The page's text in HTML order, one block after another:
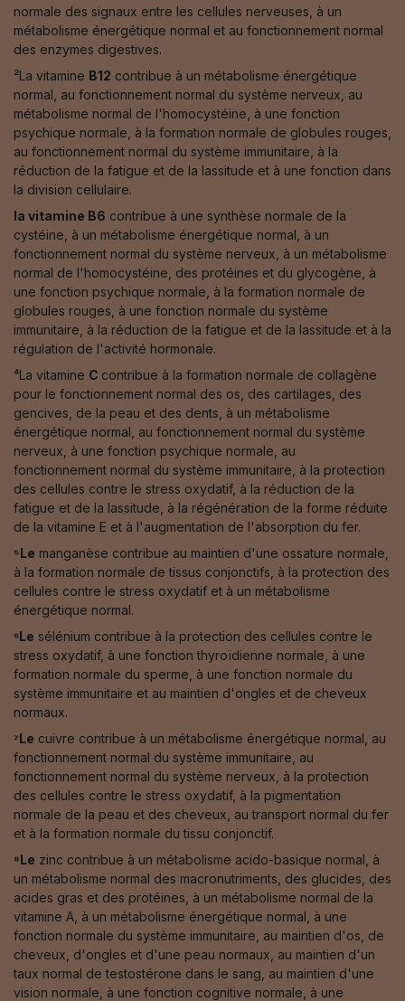
normale des signaux entre les cellules nerveuses, à un
métabolisme énergétique normal et au fonctionnement normal
des enzymes digestives.
²La vitamine B12 contribue à un métabolisme énergétique
normal, au fonctionnement normal du système nerveux, au
métabolisme normal de l'homocystéine, à une fonction
psychique normale, à la formation normale de globules rouges,
au fonctionnement normal du système immunitaire, à la
réduction de la fatigue et de la lassitude et à une fonction dans
la division cellulaire.
la vitamine B6 contribue à une synthèse normale de la
cystéine, à un métabolisme énergétique normal, à un
fonctionnement normal du système nerveux, à un métabolisme
normal de l'homocystéine, des protéines et du glycogène, à
une fonction psychique normale, à la formation normale de
globules rouges, à une fonction normale du système
immunitaire, à la réduction de la fatigue et de la lassitude et à la
régulation de l'activité hormonale.
⁴La vitamine C contribue à la formation normale de collagène
pour le fonctionnement normal des os, des cartilages, des
gencives, de la peau et des dents, à un métabolisme
énergétique normal, au fonctionnement normal du système
nerveux, à une fonction psychique normale, au
fonctionnement normal du système immunitaire, à la protection
des cellules contre le stress oxydatif, à la réduction de la
fatigue et de la lassitude, à la régénération de la forme réduite
de la vitamine E et à l'augmentation de l'absorption du fer.
⁵Le manganèse contribue au maintien d'une ossature normale,
à la formation normale de tissus conjonctifs, à la protection des
cellules contre le stress oxydatif et à un métabolisme
énergétique normal.
⁶Le sélénium contribue à la protection des cellules contre le
stress oxydatif, à une fonction thyroïdienne normale, à une
formation normale du sperme, à une fonction normale du
système immunitaire et au maintien d'ongles et de cheveux
normaux.
⁷Le cuivre contribue à un métabolisme énergétique normal, au
fonctionnement normal du système immunitaire, au
fonctionnement normal du système nerveux, à la protection
des cellules contre le stress oxydatif, à la pigmentation
normale de la peau et des cheveux, au transport normal du fer
et à la formation normale du tissu conjonctif.
⁸Le zinc contribue à un métabolisme acido-basique normal, à
un métabolisme normal des macronutriments, des glucides, des
acides gras et des protéines, à un métabolisme normal de la
vitamine A, à un métabolisme énergétique normal, à une
fonction normale du système immunitaire, au maintien d'os, de
cheveux, d'ongles et d'une peau normaux, au maintien d'un
taux normal de testostérone dans le sang, au maintien d'une
vision normale, à une fonction cognitive normale, à une